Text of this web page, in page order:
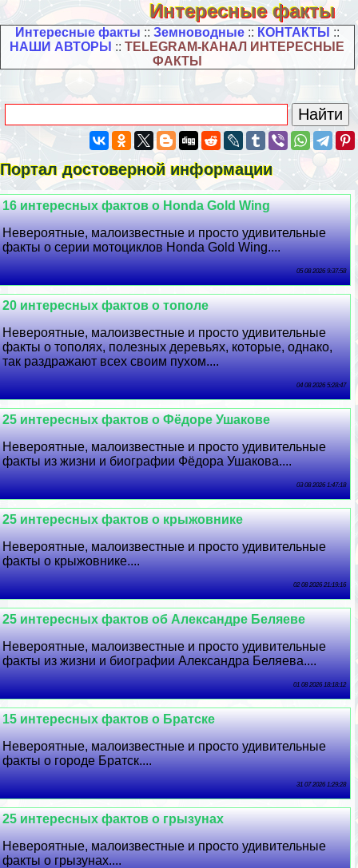
Интересные факты
Интересные факты :: Земноводные:: КОНТАКТЫ ::
НАШИ АВТОРЫ ::TELEGRAM-КАНАЛ ИНТЕРЕСНЫЕ
ФАКТЫ
Портал достоверной информации
16 интересных фактов о Honda Gold Wing
Невероятные, малоизвестные и просто удивительные
факты о серии мотоциклов Honda Gold Wing....
05 08 2026 9:37:58
20 интересных фактов о тополе
Невероятные, малоизвестные и просто удивительные
факты о тополях, полезных деревьях, которые, однако,
так раздражают всех своим пухом....
04 08 2026 5:28:47
25 интересных фактов о Фёдоре Ушакове
Невероятные, малоизвестные и просто удивительные
факты из жизни и биографии Фёдора Ушакова....
03 08 2026 1:47:18
25 интересных фактов о крыжовнике
Невероятные, малоизвестные и просто удивительные
факты о крыжовнике....
02 08 2026 21:19:16
25 интересных фактов об Александре Беляеве
Невероятные, малоизвестные и просто удивительные
факты из жизни и биографии Александра Беляева....
01 08 2026 18:18:12
15 интересных фактов о Братске
Невероятные, малоизвестные и просто удивительные
факты о городе Братск....
31 07 2026 1:29:28
25 интересных фактов о грызунах
Невероятные, малоизвестные и просто удивительные
факты о грызунах....